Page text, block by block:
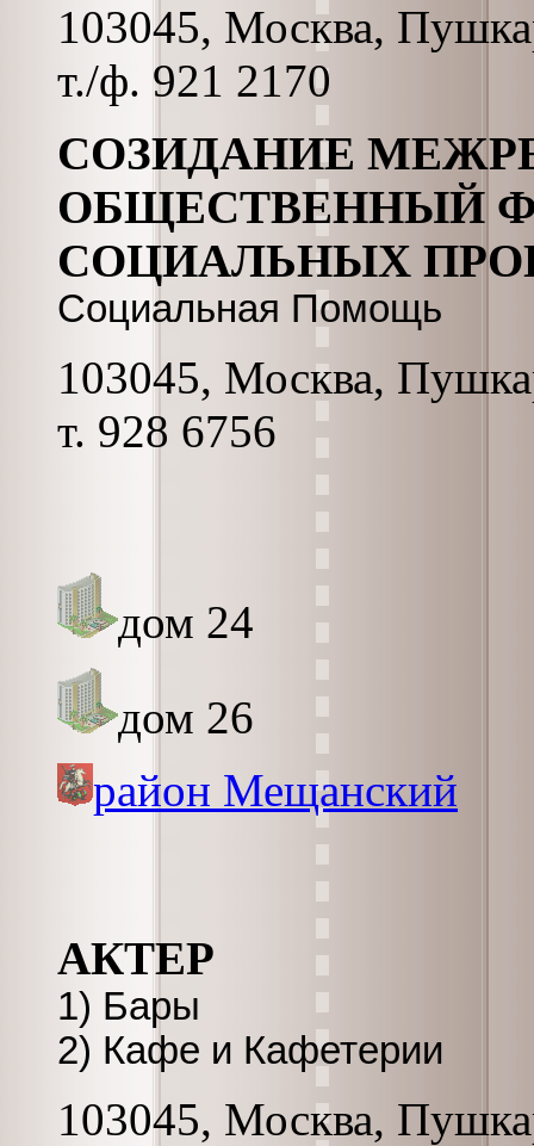
103045, Москва,
т./ф. 921 2170
СОЗИДАНИЕ
ОБЩЕСТВЕННЫЙ
СОЦИАЛЬНЫХ
Социальная Помощь
103045, Москва,
т. 928 6756
дом 24
дом 26
район Мещанский
АКТЕР
1) Бары
2) Кафе и Кафетерии
103045, Москва,